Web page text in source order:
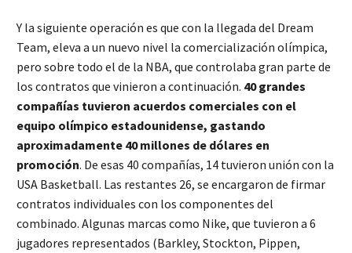
Y la siguiente operación es que con la llegada del Dream
Team, eleva a un nuevo nivel la comercialización olímpica,
pero sobre todo el de la NBA, que controlaba gran parte de
los contratos que vinieron a continuación. 40 grandes
compañías tuvieron acuerdos comerciales con el
equipo olímpico estadounidense, gastando
aproximadamente 40 millones de dólares en
promoción. De esas 40 compañías, 14 tuvieron unión con la
USA Basketball. Las restantes 26, se encargaron de firmar
contratos individuales con los componentes del
combinado. Algunas marcas como Nike, que tuvieron a 6
jugadores representados (Barkley, Stockton, Pippen,